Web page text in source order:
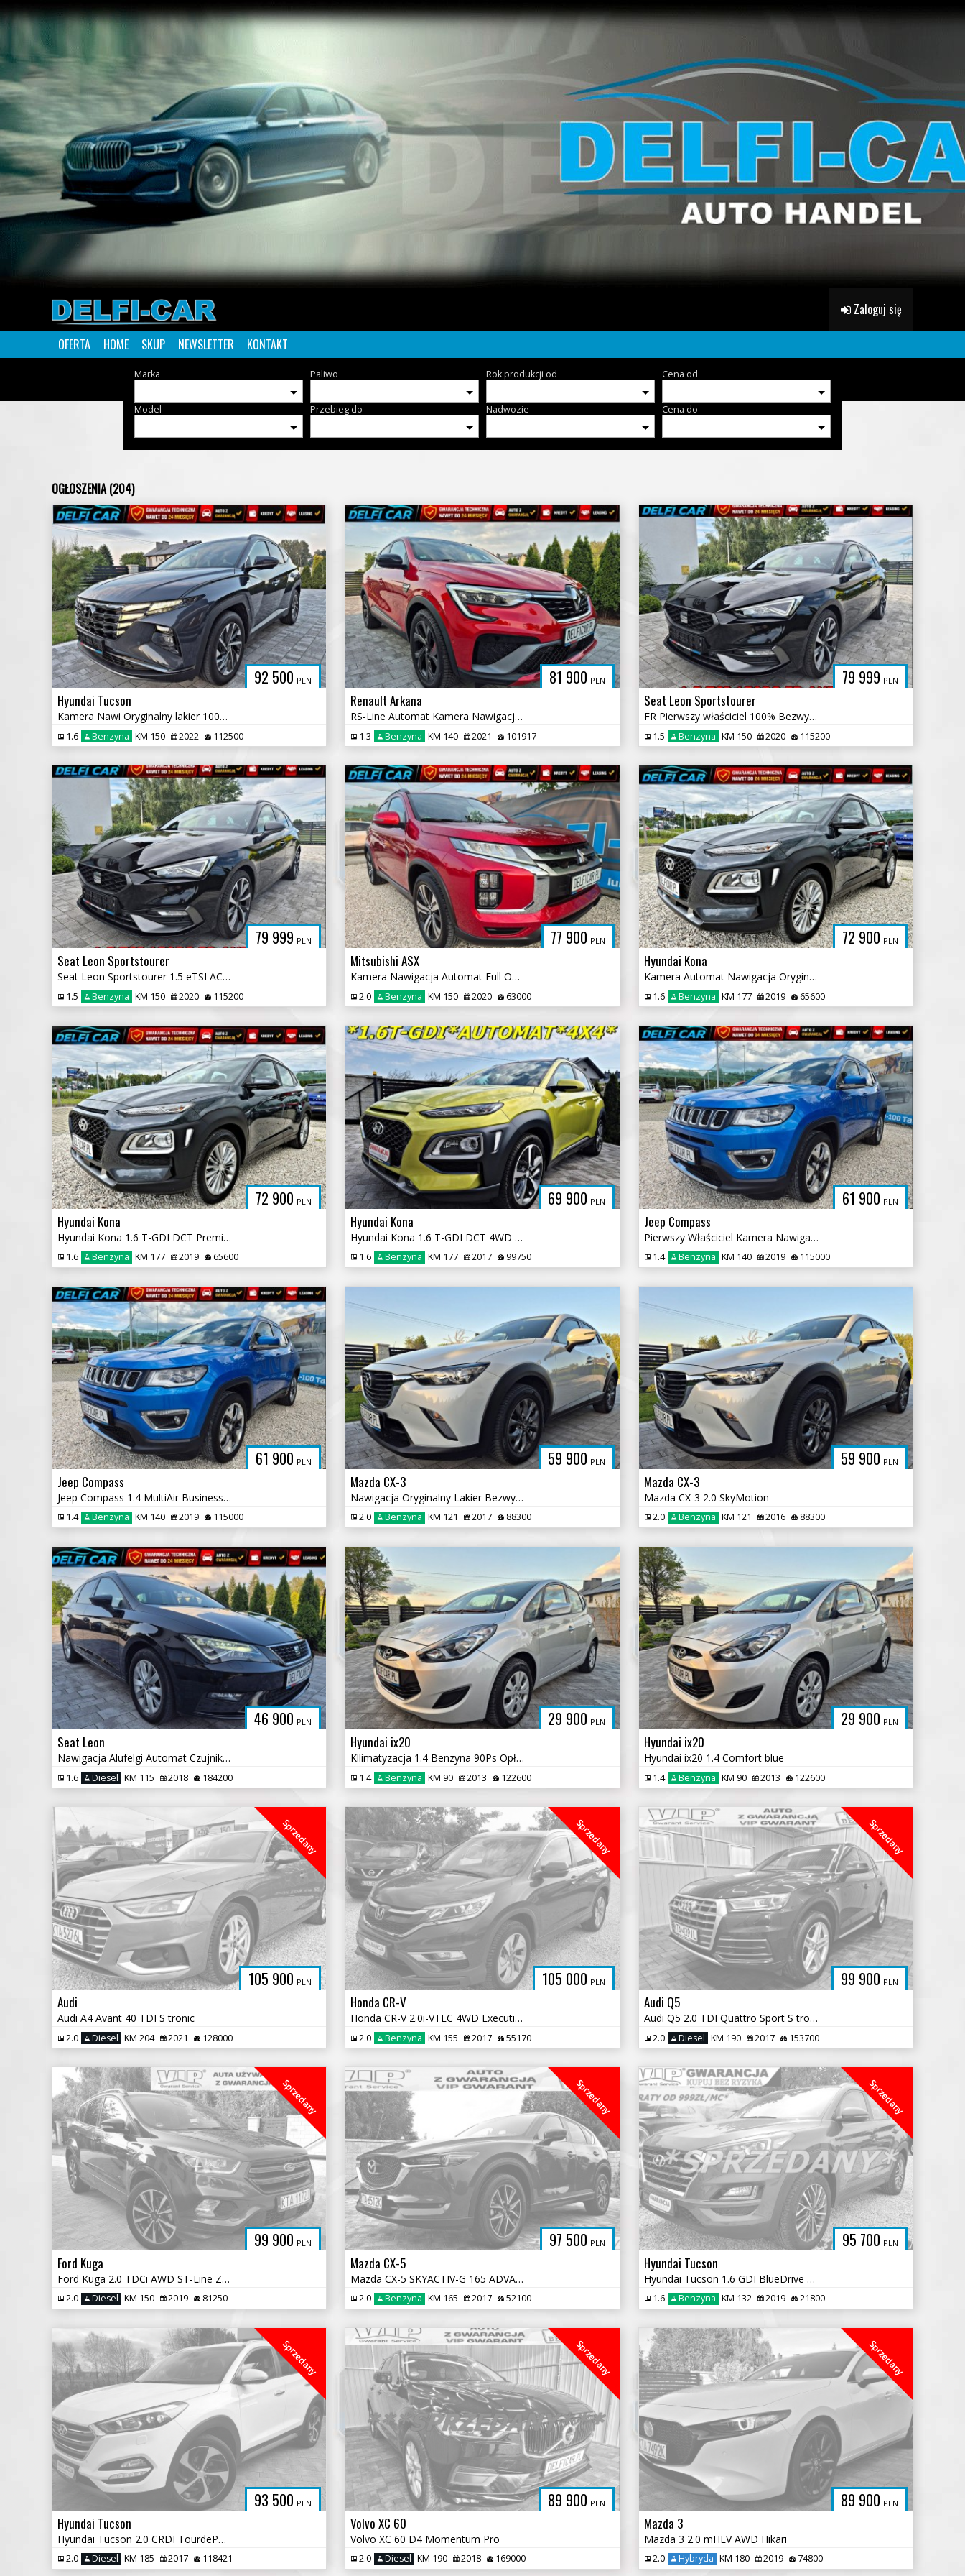
Zaloguj się
OFERTA HOME SKUP NEWSLETTER KONTAKT
Marka Paliwo Rok produkcji od Cena od
Model Przebieg do Nadwozie Cena do
OGŁOSZENIA (204)
92 500 PLN
Hyundai Tucson
Kamera Nawi Oryginalny lakier 100% Bezwypadkowy
1.6 Benzyna KM 150 2022 112500
81 900 PLN
Renault Arkana
RS-Line Automat Kamera Nawigacja Ambiente
1.3 Benzyna KM 140 2021 101917
79 999 PLN
Seat Leon Sportstourer
FR Pierwszy właściciel 100% Bezwypadkowy Automat
1.5 Benzyna KM 150 2020 115200
79 999 PLN
Seat Leon Sportstourer
Seat Leon Sportstourer 1.5 eTSI ACT OPF DSG FR Plus
1.5 Benzyna KM 150 2020 115200
77 900 PLN
Mitsubishi ASX
Kamera Nawigacja Automat Full Opcja Ledy Car Play
2.0 Benzyna KM 150 2020 63000
72 900 PLN
Hyundai Kona
Kamera Automat Nawigacja Oryginalny Lakier
1.6 Benzyna KM 177 2019 65600
72 900 PLN
Hyundai Kona
Hyundai Kona 1.6 T-GDI DCT Premium
1.6 Benzyna KM 177 2019 65600
69 900 PLN
Hyundai Kona
Hyundai Kona 1.6 T-GDI DCT 4WD Premium
1.6 Benzyna KM 177 2017 99750
61 900 PLN
Jeep Compass
Pierwszy Właściciel Kamera Nawigacja Car Play
1.4 Benzyna KM 140 2019 115000
61 900 PLN
Jeep Compass
Jeep Compass 1.4 MultiAir Business Line
1.4 Benzyna KM 140 2019 115000
59 900 PLN
Mazda CX-3
Nawigacja Oryginalny Lakier Bezwypadkowy
2.0 Benzyna KM 121 2017 88300
59 900 PLN
Mazda CX-3
Mazda CX-3 2.0 SkyMotion
2.0 Benzyna KM 121 2016 88300
46 900 PLN
Seat Leon
Nawigacja Alufelgi Automat Czujniki Cofania
1.6 Diesel KM 115 2018 184200
29 900 PLN
Hyundai ix20
Kllimatyzacja 1.4 Benzyna 90Ps Opłacony
1.4 Benzyna KM 90 2013 122600
29 900 PLN
Hyundai ix20
Hyundai ix20 1.4 Comfort blue
1.4 Benzyna KM 90 2013 122600
105 900 PLN
Sprzedany
Audi
Audi A4 Avant 40 TDI S tronic
2.0 Diesel KM 204 2021 128000
105 000 PLN
Sprzedany
Honda CR-V
Honda CR-V 2.0i-VTEC 4WD Executive
2.0 Benzyna KM 155 2017 55170
99 900 PLN
Sprzedany
Audi Q5
Audi Q5 2.0 TDI Quattro Sport S tronic
2.0 Diesel KM 190 2017 153700
99 900 PLN
Sprzedany
Ford Kuga
Ford Kuga 2.0 TDCi AWD ST-Line Zarejestrowany
2.0 Diesel KM 150 2019 81250
97 500 PLN
Sprzedany
Mazda CX-5
Mazda CX-5 SKYACTIV-G 165 ADVANTAGE
2.0 Benzyna KM 165 2017 52100
95 700 PLN
Sprzedany
Hyundai Tucson
Hyundai Tucson 1.6 GDI BlueDrive Comfort 2WD
1.6 Benzyna KM 132 2019 21800
93 500 PLN
Sprzedany
Hyundai Tucson
Hyundai Tucson 2.0 CRDI TourdePologne 4WD
2.0 Diesel KM 185 2017 118421
89 900 PLN
Sprzedany
Volvo XC 60
Volvo XC 60 D4 Momentum Pro
2.0 Diesel KM 190 2018 169000
89 900 PLN
Sprzedany
Mazda 3
Mazda 3 2.0 mHEV AWD Hikari
2.0 Hybryda KM 180 2019 74800